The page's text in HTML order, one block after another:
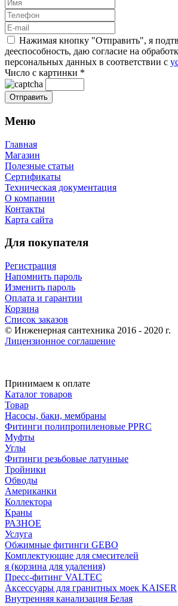
Нажимая кнопку "Отправить", я
дееспособность, даю согласие на
персональных данных в соответствии с
Число с картинки *
Меню
Главная
Магазин
Полезные статьи
Сертификаты
Техническая документация
О компании
Контакты
Карта сайта
Для покупателя
Регистрация
Напомнить пароль
Изменить пароль
Оплата и гарантии
Корзина
Список заказов
© Инженерная сантехника 2016 - 2020 г.
Лицензионное соглашение
Принимаем к оплате
Каталог товаров
Товар
Насосы, баки, мембраны
Фитинги полипропиленовые PPRC
Муфты
Углы
Фитинги резьбовые латунные
Тройники
Обводы
Американки
Коллектора
Краны
РАЗНОЕ
Услуга
Обжимные фитинги GEBO
Комплектующие для смесителей
я (корзина для удаления)
Пресс-фитинг VALTEC
Аксессуары для гранитных моек KAISER
Внутренняя канализация Белая